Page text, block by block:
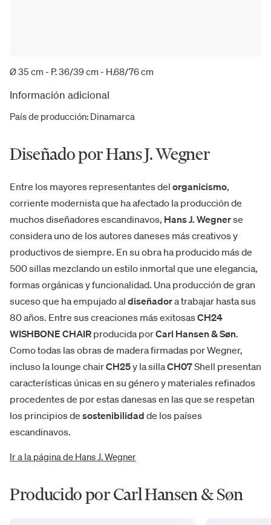
Ø 35 cm - P. 36/39 cm - H.68/76 cm
Información adicional
País de producción: Dinamarca
Diseñado por Hans J. Wegner
Entre los mayores representantes del organicismo,
corriente modernista que ha afectado la producción de
muchos diseñadores escandinavos, Hans J. Wegnerse
considera uno de los autores daneses más creativos y
productivos de siempre. En su obra ha producido más de
500 sillas mezclando un estilo inmortal que une elegancia,
formas orgánicas y funcionalidad. Una producción de gran
suceso que ha empujado al diseñadora trabajar hasta sus
80 años. Entre sus creaciones más exitosasCH24
WISHBONE CHAIR producida porCarl Hansen & Søn.
Como todas las obras de madera firmadas por Wegner,
incluso la lounge chairCH25y la sillaCH07Shell presentan
características únicas en su género y materiales refinados
procedentes de por estas danesas en las que se respetan
los principios de sostenibilidad de los países
escandinavos.
Ir a la página de Hans J. Wegner
Producido por Carl Hansen & Søn